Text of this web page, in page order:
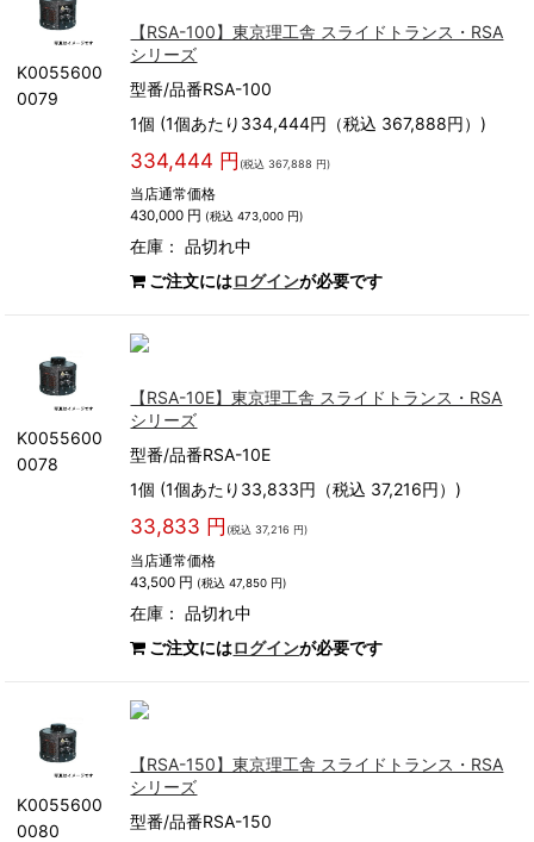
K0055600
0079
【RSA-100】東京理工舎 スライドトランス・RSA
シリーズ
型番/品番RSA-100
1個 (1個あたり334,444円（税込 367,888円）)
334,444 円 (税込 367,888 円)
当店通常価格
430,000 円 (税込 473,000 円)
在庫：品切れ中
ご注文にはログインが必要です
K0055600
0078
【RSA-10E】東京理工舎 スライドトランス・RSA
シリーズ
型番/品番RSA-10E
1個 (1個あたり33,833円（税込 37,216円）)
33,833 円 (税込 37,216 円)
当店通常価格
43,500 円 (税込 47,850 円)
在庫：品切れ中
ご注文にはログインが必要です
K0055600
0080
【RSA-150】東京理工舎 スライドトランス・RSA
シリーズ
型番/品番RSA-150